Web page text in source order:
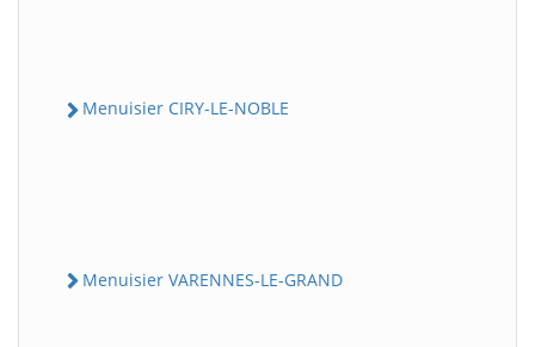
Menuisier CIRY-LE-NOBLE
Menuisier VARENNES-LE-GRAND